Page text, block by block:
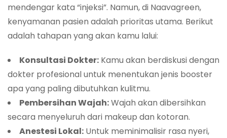
mendengar kata “injeksi”. Namun, di Naavagreen,
kenyamanan pasien adalah prioritas utama. Berikut
adalah tahapan yang akan kamu lalui:
Konsultasi Dokter: Kamu akan berdiskusi dengan
dokter profesional untuk menentukan jenis booster
apa yang paling dibutuhkan kulitmu.
Pembersihan Wajah:Wajah akan dibersihkan
secara menyeluruh dari makeup dan kotoran.
Anestesi Lokal: Untuk meminimalisir rasa nyeri,